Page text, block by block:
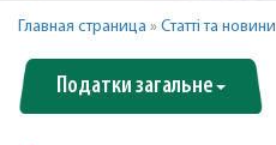
Главная страница » Статті та новини
Податки загальне